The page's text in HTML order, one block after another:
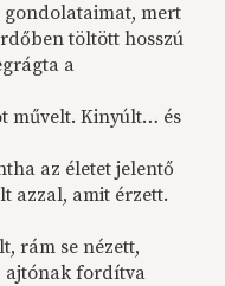
gondolataimat, mert
töltött hosszú
a
művelt. Kinyúlt… és
az életet jelentő
azzal, amit érzett.
rám se nézett,
ajtónak fordítva